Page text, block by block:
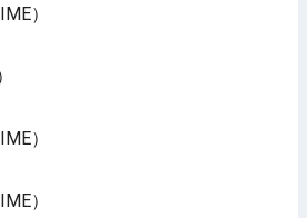
）
）
）